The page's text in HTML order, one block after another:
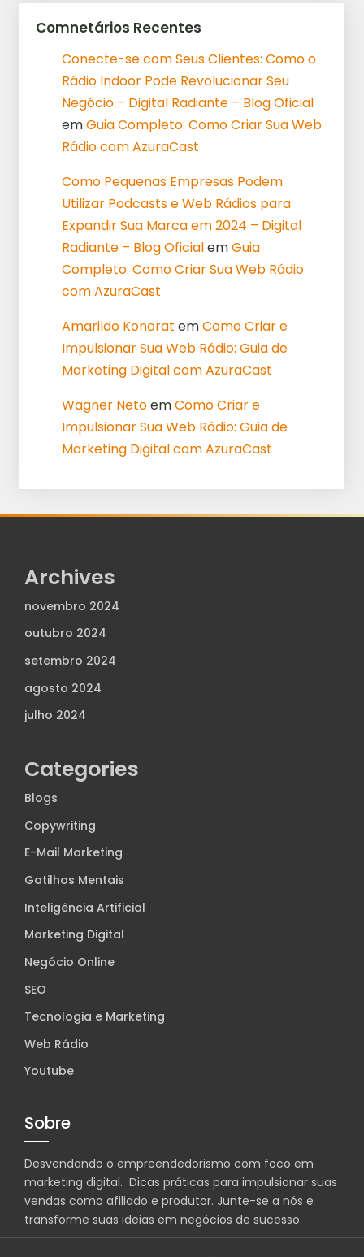
Comnetários Recentes
Conecte-se com Seus Clientes: Como o
Rádio Indoor Pode Revolucionar Seu
Negócio – Digital Radiante – Blog Oficial
emGuia Completo: Como Criar Sua Web
Rádio com AzuraCast
Como Pequenas Empresas Podem
Utilizar Podcasts e Web Rádios para
Expandir Sua Marca em 2024 – Digital
Radiante – Blog OficialemGuia
Completo: Como Criar Sua Web Rádio
com AzuraCast
Amarildo Konorat emComo Criar e
Impulsionar Sua Web Rádio: Guia de
Marketing Digital com AzuraCast
Wagner NetoemComo Criar e
Impulsionar Sua Web Rádio: Guia de
Marketing Digital com AzuraCast
Archives
novembro 2024
outubro 2024
setembro 2024
agosto 2024
julho 2024
Categories
Blogs
Copywriting
E-Mail Marketing
Gatilhos Mentais
Inteligência Artificial
Marketing Digital
Negócio Online
SEO
Tecnologia e Marketing
Web Rádio
Youtube
Sobre
Desvendando o empreendedorismo com foco em
marketing digital. Dicas práticas para impulsionar suas
vendas como afiliado e produtor. Junte-se a nós e
transforme suas ideias em negócios de sucesso.